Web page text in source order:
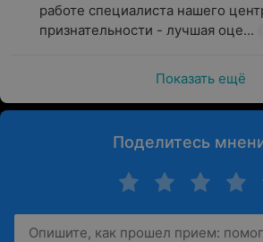
работе специалиста нашего
признательности - лучшая оце...
Показать ещё
Поделитесь